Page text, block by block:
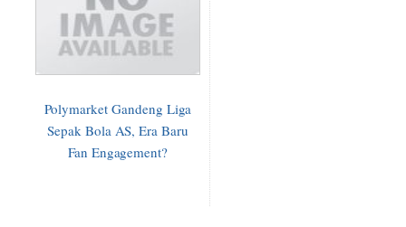
Polymarket Gandeng Liga
Sepak Bola AS, Era Baru
Fan Engagement?